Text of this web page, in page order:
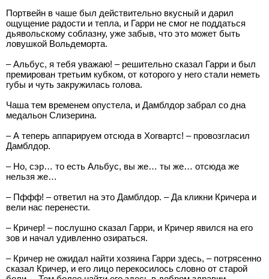
Портвейн в чаше был действительно вкусный и дарил
ощущение радости и тепла, и Гарри не смог не поддаться
дьявольскому соблазну, уже забыв, что это может быть
ловушкой Вольдеморта.
– Альбус, я тебя уважаю! – решительно сказал Гарри и был
премирован третьим кубком, от которого у него стали неметь
губы и чуть закружилась голова.
Чаша тем временем опустела, и Дамблдор забрал со дна
медальон Слизерина.
– А теперь аппарируем отсюда в Хогвартс! – провозгласил
Дамблдор.
– Но, сэр… то есть Альбус, вы же… ты же… отсюда же
нельзя же…
– Пффф! – ответил на это Дамблдор. – Да кликни Кричера и
вели нас перенести.
– Кричер! – послушно сказал Гарри, и Кричер явился на его
зов и начал удивленно озираться.
– Кричер не ожидал найти хозяина Гарри здесь, – потрясенно
сказал Кричер, и его лицо перекосилось словно от старой